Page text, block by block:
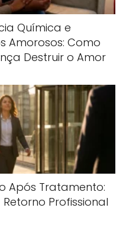
Química e
Amorosos: Como
Destruir o Amor
Após Tratamento:
Profissional